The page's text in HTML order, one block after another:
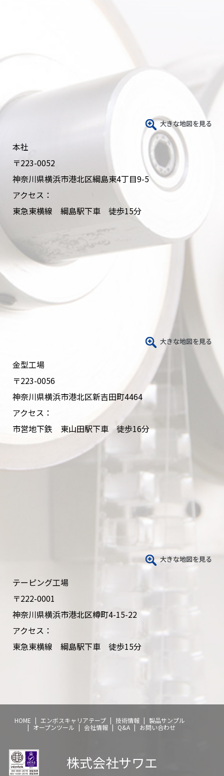
本社
〒223-0052
神奈川県横浜市港北区綱島東4丁目9-5
アクセス：
東急東横線 綱島駅下車 徒歩15分
金型工場
〒223-0056
神奈川県横浜市港北区新吉田町4464
アクセス：
市営地下鉄 東山田駅下車 徒歩16分
テーピング工場
〒222-0001
神奈川県横浜市港北区樽町4-15-22
アクセス：
東急東横線 綱島駅下車 徒歩15分
HOME エンボスキャリアテープ 技術情報
製品サンプル
オープンツール
会社情報 Q&A お問い合わせ
株式会社サワエ